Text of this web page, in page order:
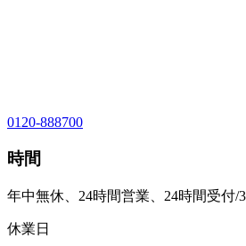
0120-888700
時間
年中無休、24時間営業、24時間受付/
休業日